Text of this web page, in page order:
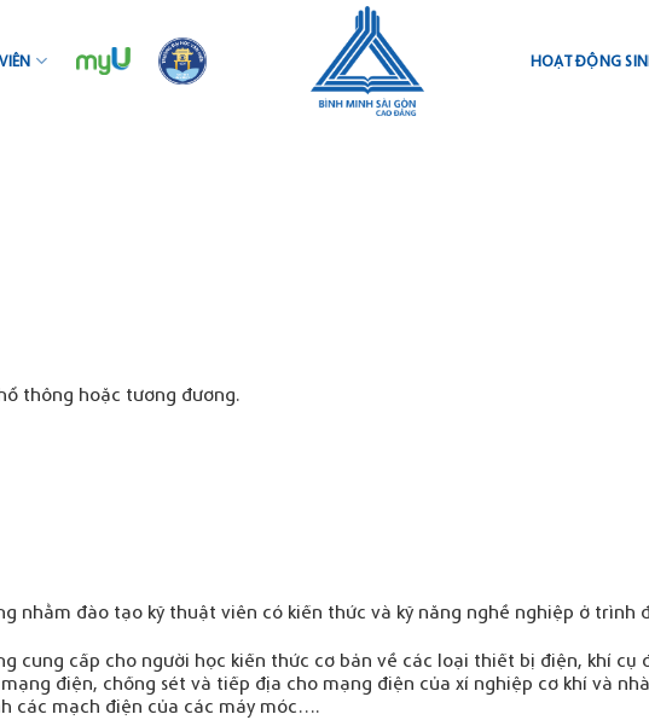
HOẠT ĐỘNG
thông hoặc tương đương.
nhằm đào tạo kỹ thuật viên có kiến thức và kỹ năng nghề nghiệp ở trình
cung cấp cho người học kiến thức cơ bản về các loại thiết bị điện, khí
điện, chống sét và tiếp địa cho mạng điện của xí nghiệp cơ khí và
các mạch điện của các máy móc….